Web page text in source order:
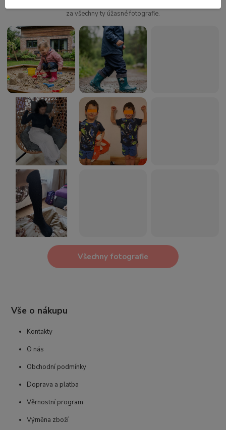
za všechny ty úžasné fotografie.
Všechny fotografie
Vše o nákupu
Kontakty
O nás
Obchodní podmínky
Doprava a platba
Věrnostní program
Výměna zboží